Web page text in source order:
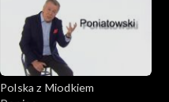
Polska z Miodkiem